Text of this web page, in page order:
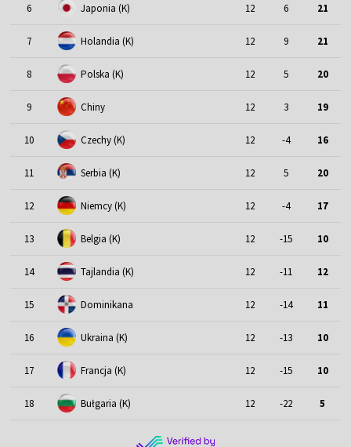
6 Japonia (K) 12 6 21
7 Holandia (K) 12 9 21
8 Polska (K) 12 5 20
9 Chiny 12 3 19
10 Czechy (K) 12 -4 16
11 Serbia (K) 12 5 20
12 Niemcy (K) 12 -4 17
13 Belgia (K) 12 -15 10
14 Tajlandia (K) 12 -11 12
15 Dominikana 12 -14 11
16 Ukraina (K) 12 -13 10
17 Francja (K) 12 -15 10
18 Bułgaria (K) 12 -22 5